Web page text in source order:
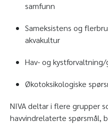
samfunn
Sameksistens og
akvakultur
Hav- og
Økotoksikologiske
NIVA deltar i flere grupper
havvindrelaterte spørsmål,